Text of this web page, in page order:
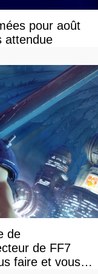
pour août
attendue
de
de FF7
faire et vous